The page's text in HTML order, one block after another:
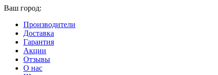
Ваш город:
Производители
Доставка
Гарантия
Акции
Отзывы
О нас